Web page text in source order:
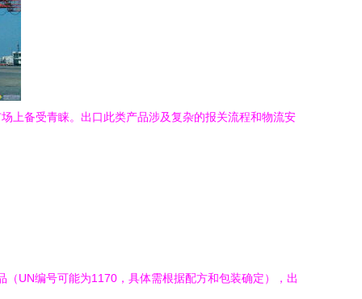
上备受青睐。出口此类产品涉及复杂的报关流程和物流安
UN编号可能为1170，具体需根据配方和包装确定），出